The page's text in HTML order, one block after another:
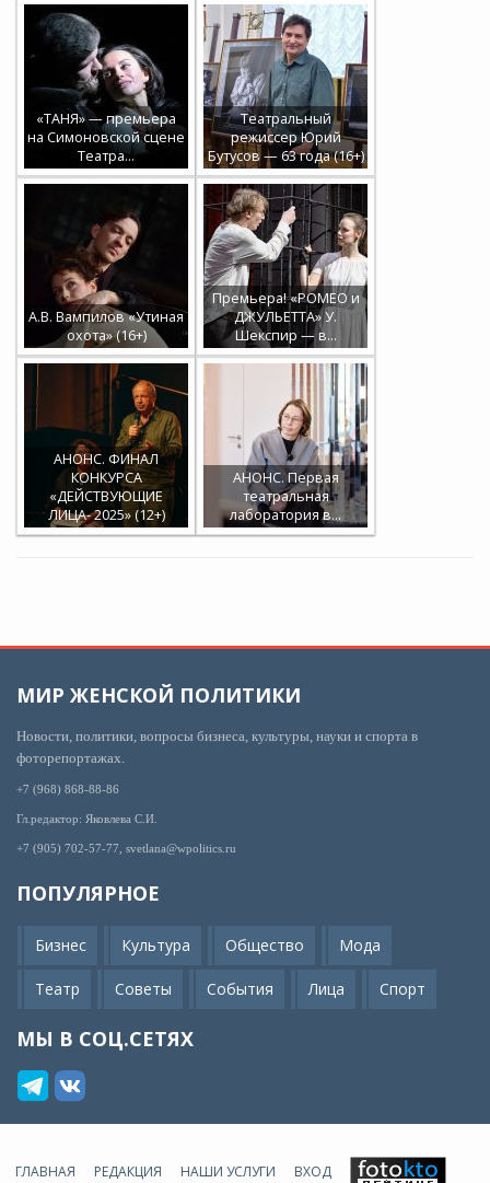
«ТАНЯ» — премьера
на Симоновской сцене
Театра…
Театральный
режиссер Юрий
Бутусов — 63 года (16+)
А.В. Вампилов «Утиная
охота» (16+)
Премьера! «РОМЕО и
ДЖУЛЬЕТТА» У.
Шекспир — в…
АНОНС. ФИНАЛ
КОНКУРСА
«ДЕЙСТВУЮЩИЕ
ЛИЦА- 2025» (12+)
АНОНС. Первая
театральная
лаборатория в…
МИР ЖЕНСКОЙ ПОЛИТИКИ
Новости, политики, вопросы бизнеса, культуры, науки и спорта в
фоторепортажах.
+7 (968) 868-88-86
Гл.редактор: Яковлева С.И.
+7 (905) 702-57-77, svetlana@wpolitics.ru
ПОПУЛЯРНОЕ
Бизнес Культура Общество Мода
Театр Советы События Лица Спорт
МЫ В СОЦ.СЕТЯХ
ГЛАВНАЯ РЕДАКЦИЯ НАШИ УСЛУГИ ВХОД